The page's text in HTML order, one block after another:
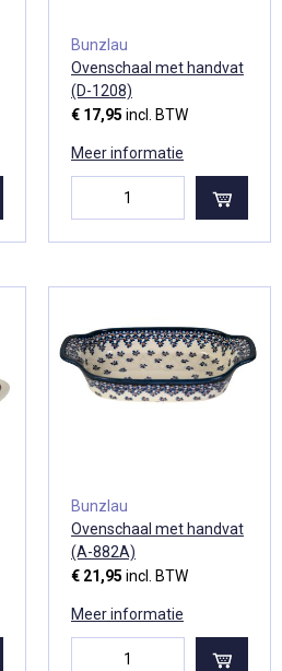
Bunzlau
Ovenschaal met handvat
(D-1208)
€ 17,95 incl. BTW
Meer informatie
Bunzlau
Ovenschaal met handvat
(A-882A)
€ 21,95 incl. BTW
Meer informatie